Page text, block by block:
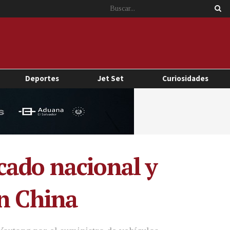
Deportes Jet Set Curiosidades
nacional y
China